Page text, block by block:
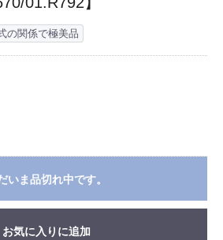
の関係で極美品
いま品切れ中です。
お気に入りに追加